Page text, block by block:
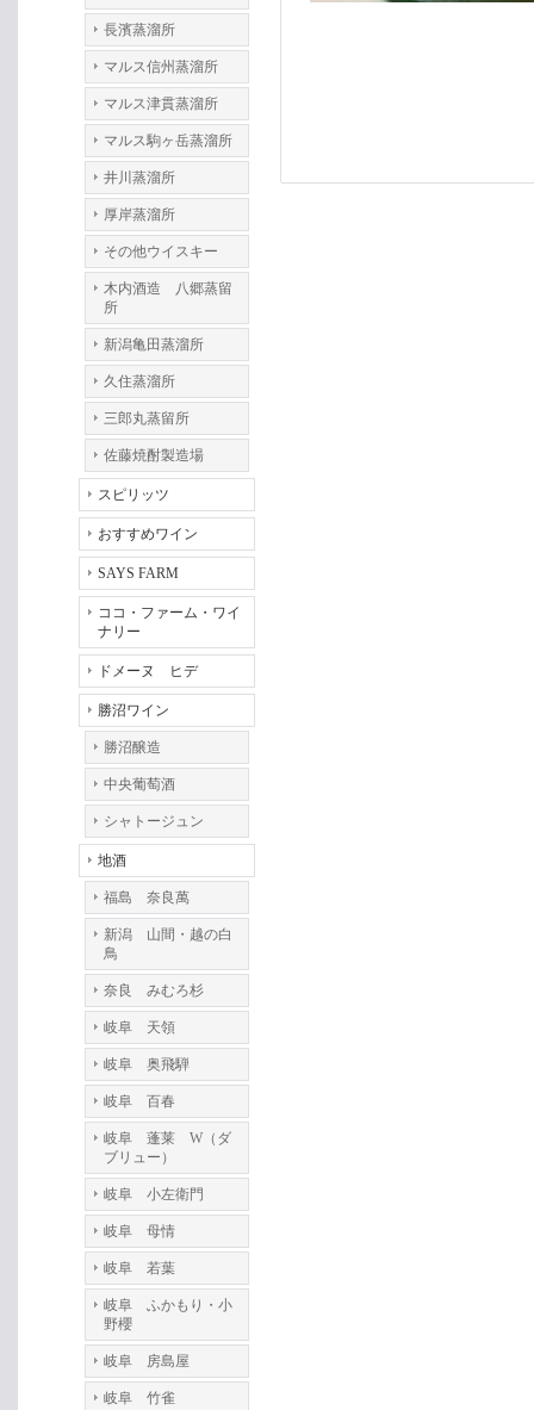
長濱蒸溜所
マルス信州蒸溜所
マルス津貫蒸溜所
マルス駒ヶ岳蒸溜所
井川蒸溜所
厚岸蒸溜所
その他ウイスキー
木内酒造 八郷蒸留
所
新潟亀田蒸溜所
久住蒸溜所
三郎丸蒸留所
佐藤焼酎製造場
スピリッツ
おすすめワイン
SAYS FARM
ココ・ファーム・ワイ
ナリー
ドメーヌ ヒデ
勝沼ワイン
勝沼醸造
中央葡萄酒
シャトージュン
地酒
福島 奈良萬
新潟 山間・越の白
鳥
奈良 みむろ杉
岐阜 天領
岐阜 奥飛騨
岐阜 百春
岐阜 蓬莱 W（ダ
ブリュー）
岐阜 小左衛門
岐阜 母情
岐阜 若葉
岐阜 ふかもり・小
野櫻
岐阜 房島屋
岐阜 竹雀